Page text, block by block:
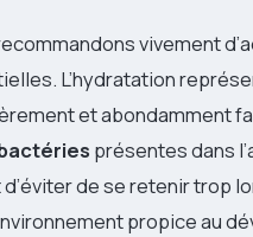
vivement
L’hydratation
et abondamment
présentes dans
de se retenir trop
propice au